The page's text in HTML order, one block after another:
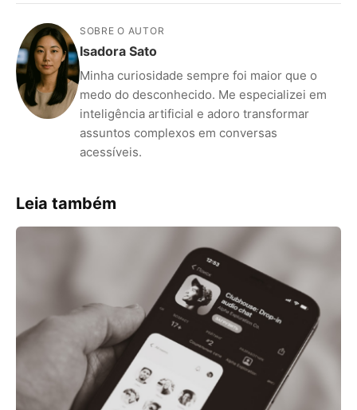
SOBRE O AUTOR
Isadora Sato
Minha curiosidade sempre foi maior que o
medo do desconhecido. Me especializei em
inteligência artificial e adoro transformar
assuntos complexos em conversas
acessíveis.
Leia também